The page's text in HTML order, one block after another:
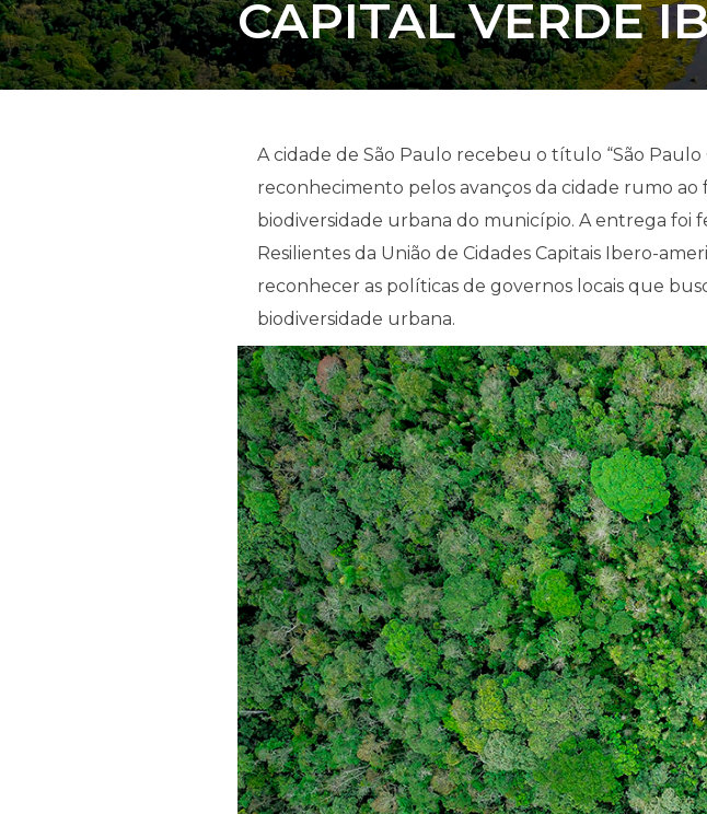
CAPITAL VERDE
A cidade de São Paulo recebeu o título “São
reconhecimento pelos avanços da cidade rumo ao
biodiversidade urbana do município. A entrega foi
Resilientes da União de Cidades Capitais Ibero-
reconhecer as políticas de governos locais que
biodiversidade urbana.